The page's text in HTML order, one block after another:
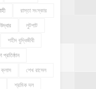
রাস্তা সংস্কার
লুটপাট
শহীদ বুদ্ধিজীবী
প্রতিষ্ঠান
ক্লাস শেখ রাসেল
শ্রমিক দল